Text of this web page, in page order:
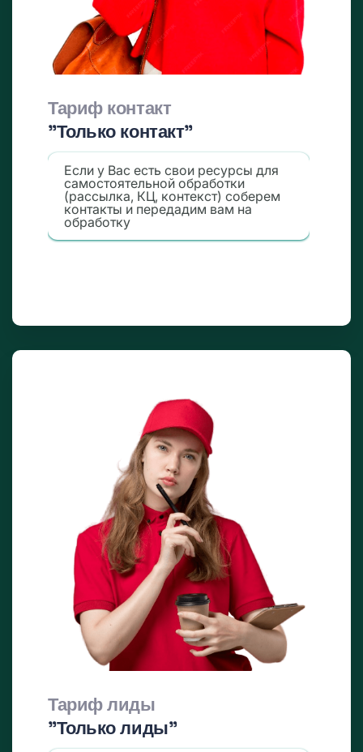
Тариф контакт
"Только контакт"
Если у Вас есть свои ресурсы для
самостоятельной обработки
(рассылка, КЦ, контекст) соберем
контакты и передадим вам на
обработку
Тариф лиды
"Только лиды"